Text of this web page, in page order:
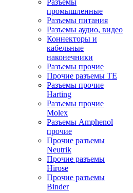
Разъeмы
промышленные
Разъeмы питания
Разъeмы аудио, видео
Коннекторы и
кабельные
наконечники
Разъeмы прочие
Прочие разъемы TE
Разъемы прочие
Harting
Разъемы прочие
Molex
Разъемы Amphenol
прочие
Прочие разъемы
Neutrik
Прочие разъемы
Hirose
Прочие разъемы
Binder